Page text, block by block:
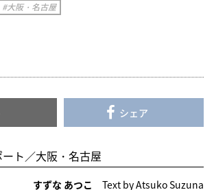
大阪・名古屋
シェア
ト／大阪・名古屋
すずな あつこ Text by Atsuko Suzuna